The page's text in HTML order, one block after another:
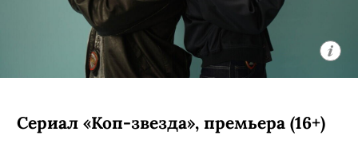
Сериал «Коп-звезда», премьера (16+)